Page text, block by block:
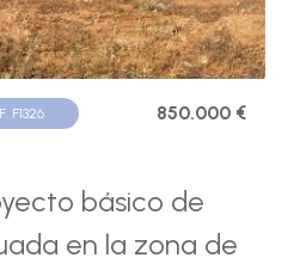
F1326 850.000 €
básico de
en la zona de